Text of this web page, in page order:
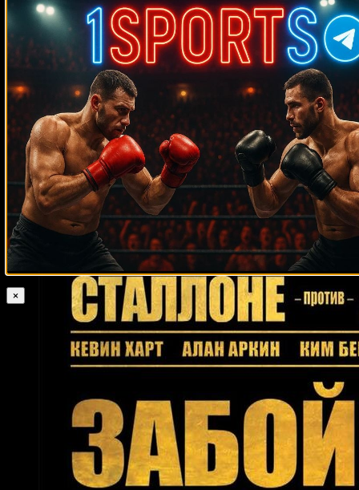
Случайные боксеры
Трой Дорси Гален Браун Рустисо Торрекампо Тарас Биденко Эдди
Джейми Макдоннелл Рэй Мерсер Уэйн Мартелл Джонатан
Крус
Стив Роллс Майкл Раш Джерсон Равело Ян-Пит Бергман
Майкл Нанн
Лупе Герра Рэнди Браун Джон Сенегал
Леотис Мартин
Бенджи Маркес Брайан Нильсен Джесси Бенавидес
Кайо Борральо
Карлос Вильфредо Вилчес
Недал Хуссейн Гилберт Квироус
Денис Лебедев Эксум Спайт Виктор Выхрист Али
Ахмедов Майкл Кацидис Хердесон Батиста
Хуан Факундо Лопес
Нобухиро Ишида Лу Саварезе Габриель Кампильо
Бенейл Дариуш
Андрей Пестряев Арт Таккер Хосесито Лопес Диего Магдалено
Олег Маскаев Ричард Ларти Иисус Сарабия Фред Браун
Дэвид
Томпсон
×